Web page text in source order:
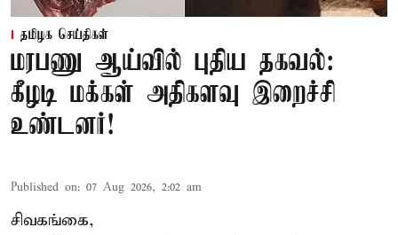
தமிழக செய்திகள்
மரபணு ஆய்வில் புதிய தகவல்:
கீழடி மக்கள் அதிகளவு இறைச்சி
உண்டனர்!
Published on: 07 Aug 2026, 2:02 am
சிவகங்கை,